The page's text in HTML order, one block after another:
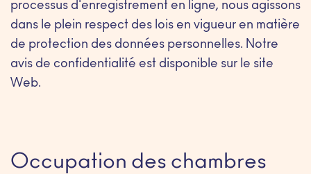
processus d'enregistrement en ligne, nous agissons
dans le plein respect des lois en vigueur en matière
de protection des données personnelles. Notre
avis de confidentialité est disponible sur le site
Web.
Occupation des chambres